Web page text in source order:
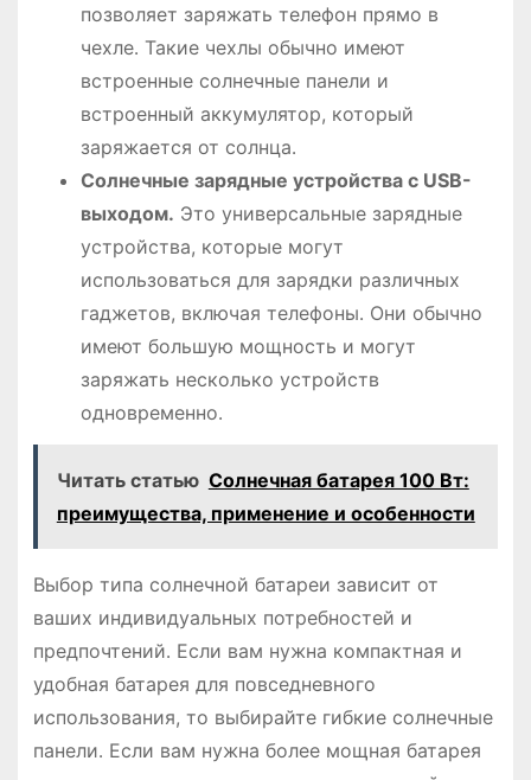
позволяет заряжать телефон прямо в
чехле․ Такие чехлы обычно имеют
встроенные солнечные панели и
встроенный аккумулятор, который
заряжается от солнца․
Солнечные зарядные устройства с USB-
выходом․ Это универсальные зарядные
устройства, которые могут
использоваться для зарядки различных
гаджетов, включая телефоны․ Они обычно
имеют большую мощность и могут
заряжать несколько устройств
одновременно․
Читать статью Солнечная батарея 100 Вт:
преимущества, применение и особенности
Выбор типа солнечной батареи зависит от
ваших индивидуальных потребностей и
предпочтений․ Если вам нужна компактная и
удобная батарея для повседневного
использования, то выбирайте гибкие солнечные
панели․ Если вам нужна более мощная батарея